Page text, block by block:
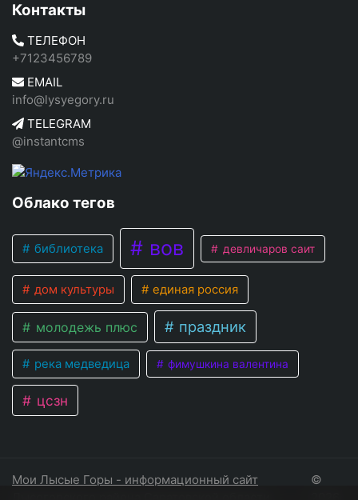
Контакты
ТЕЛЕФОН
+7123456789
EMAIL
info@lysyegory.ru
TELEGRAM
@instantcms
Облако тегов
библиотека вов девличаров саит
дом культуры единая россия
молодежь плюс праздник
река медведица фимушкина валентина
цсзн
Мои Лысые Горы - информационный сайт
©